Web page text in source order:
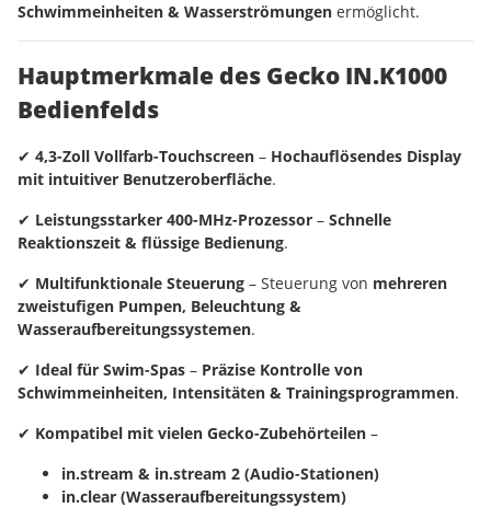
Schwimmeinheiten & Wasserströmungen ermöglicht.
Hauptmerkmale des Gecko IN.K1000
Bedienfelds
✔ 4,3-Zoll Vollfarb-Touchscreen – Hochauflösendes Display
mit intuitiver Benutzeroberfläche.
✔ Leistungsstarker 400-MHz-Prozessor – Schnelle
Reaktionszeit & flüssige Bedienung.
✔ Multifunktionale Steuerung – Steuerung von mehreren
zweistufigen Pumpen, Beleuchtung &
Wasseraufbereitungssystemen.
✔ Ideal für Swim-Spas – Präzise Kontrolle von
Schwimmeinheiten, Intensitäten & Trainingsprogrammen.
✔ Kompatibel mit vielen Gecko-Zubehörteilen –
in.stream & in.stream 2 (Audio-Stationen)
in.clear (Wasseraufbereitungssystem)